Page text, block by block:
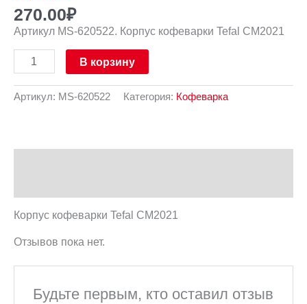
270.00₽
Артикул MS-620522. Корпус кофеварки Tefal CM2021
В корзину
Артикул: MS-620522 Категория: Кофеварка
Корпус кофеварки Tefal CM2021
Отзывов пока нет.
Будьте первым, кто оставил отзыв